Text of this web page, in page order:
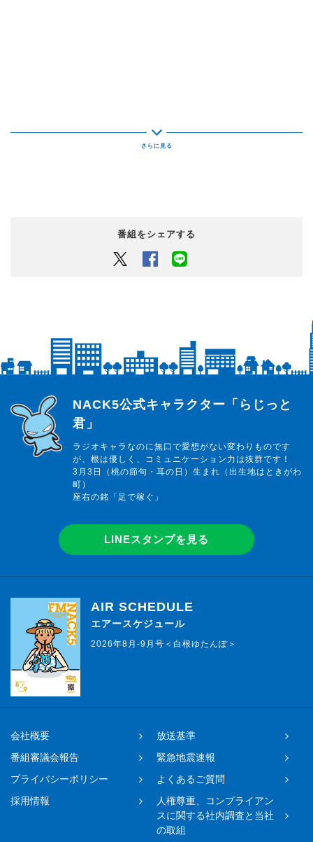
番組をシェアする
Twitter Facebook
らじっと君
NACK5公式キャラクター「らじっと
君」
ラジオキャラなのに無口で愛想がない変わりものです
が、根は優しく、コミュニケーション力は抜群です！
3月3日（桃の節句・耳の日）生まれ（出生地はときがわ
町）
座右の銘「足で稼ぐ」
LINEスタンプを見る
AIR SCHEDULE
エアースケジュール
2026年8月-9月号＜白根ゆたんぽ＞
会社概要
放送基準
番組審議会報告
緊急地震速報
プライバシーポリシー
よくあるご質問
採用情報
人権尊重、コンプライアン
スに関する社内調査と当社
の取組